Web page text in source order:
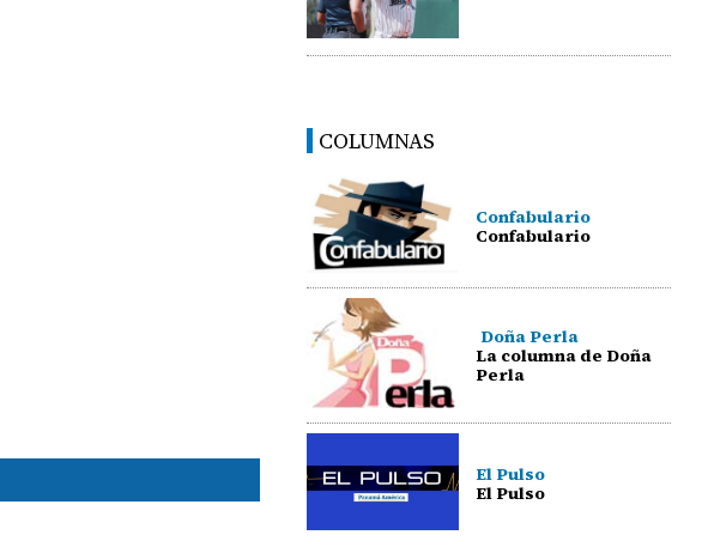
COLUMNAS
Confabulario
Confabulario
Doña Perla
La columna de Doña
Perla
El Pulso
El Pulso